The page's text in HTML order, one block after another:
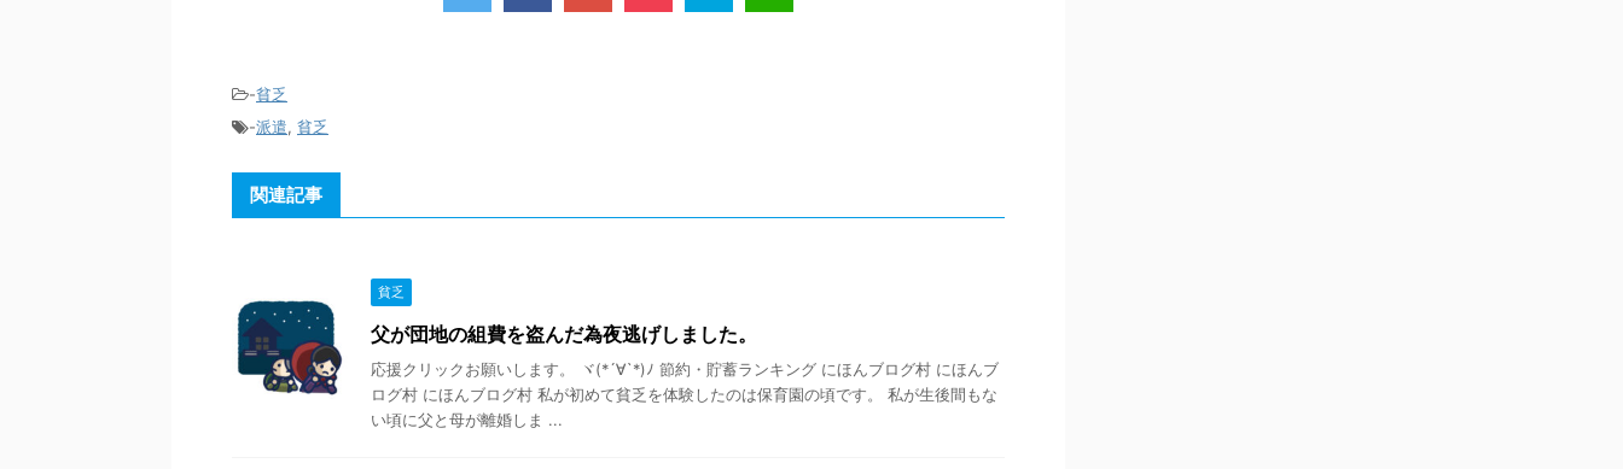
-貧乏
-派遣, 貧乏
関連記事
貧乏
父が団地の組費を盗んだ為夜逃げしました。
応援クリックお願いします。 ヾ(*´∀`*)ﾉ 節約・貯蓄ランキング にほんブログ村 にほんブ
ログ村 にほんブログ村 私が初めて貧乏を体験したのは保育園の頃です。 私が生後間もな
い頃に父と母が離婚しま ...